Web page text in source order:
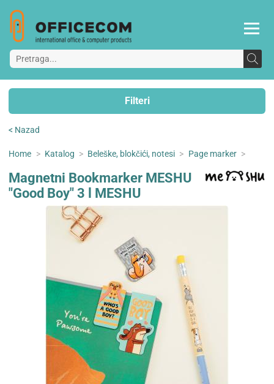
Filteri
< Nazad
Home > Katalog > Beleške, blokčići, notesi > Page marker >
Magnetni Bookmarker MESHU
"Good Boy" 3 l MESHU